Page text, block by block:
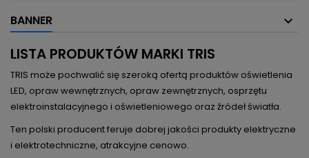
BANNER
LISTA PRODUKTÓW MARKI TRIS
TRIS może pochwalić się szeroką ofertą produktów oświetlenia
LED, opraw wewnętrznych, opraw zewnętrznych, osprzętu
elektroinstalacyjnego i oświetleniowego oraz źródeł światła.
Ten polski producent feruje dobrej jakości produkty elektryczne
i elektrotechniczne, atrakcyjne cenowo.